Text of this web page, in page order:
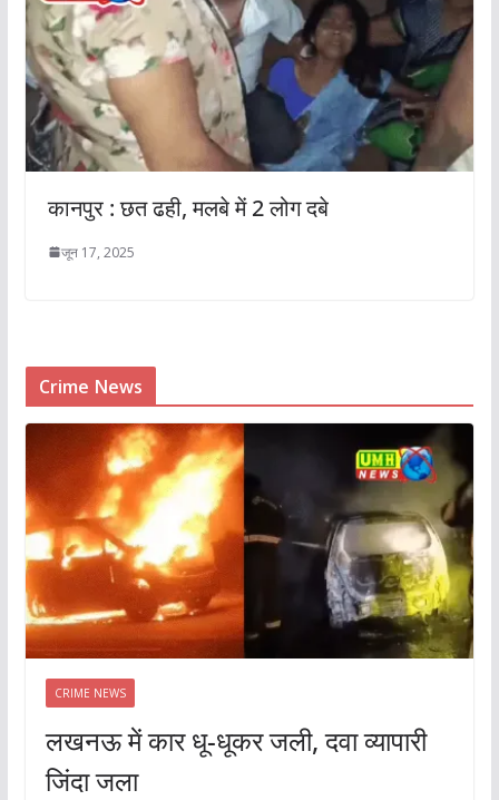
कानपुर : छत ढही, मलबे में 2 लोग दबे
जून 17, 2025
Crime News
CRIME NEWS
लखनऊ में कार धू-धूकर जली, दवा व्यापारी
जिंदा जला